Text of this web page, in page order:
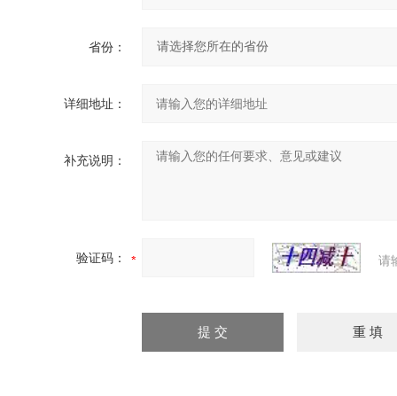
省份：
详细地址：
补充说明：
验证码： 请